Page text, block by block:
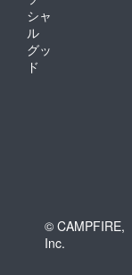
シャ
ル
グッ
ド
© CAMPFIRE,
Inc.